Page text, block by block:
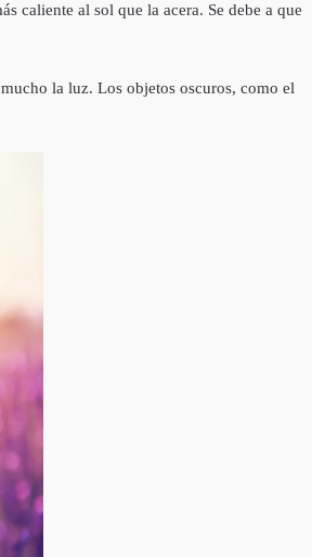
caliente al sol que la acera. Se debe a que
la luz. Los objetos oscuros, como el